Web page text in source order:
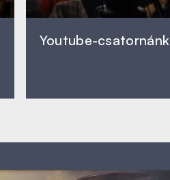
Youtube-csatornánk